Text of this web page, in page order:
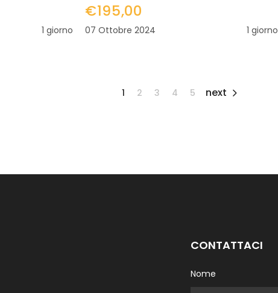
1 giorno
€195,00
07 Ottobre 2024 1 giorno
1 2 3 4 5
CONTATTACI
Nome